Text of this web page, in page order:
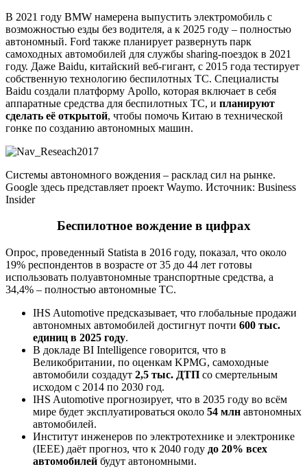
В 2021 году BMW намерена выпустить электромобиль с
возможностью езды без водителя, а к 2025 году – полностью
автономный. Ford также планирует развернуть парк
самоходных автомобилей для службы sharing-поездок в 2021
году. Даже Baidu, китайский веб-гигант, с 2015 года тестирует
собственную технологию беспилотных ТС. Специалисты
Baidu создали платформу Apollo, которая включает в себя
аппаратные средства для беспилотных ТС, и планируют
сделать её открытой, чтобы помочь Китаю в технической
гонке по созданию автономных машин.
Системы автономного вождения – расклад сил на рынке.
Google здесь представляет проект Waymo. Источник: Business
Insider
Беспилотное вождение в цифрах
Опрос, проведенный Statista в 2016 году, показал, что около
19% респондентов в возрасте от 35 до 44 лет готовы
использовать полуавтономные транспортные средства, а
34,4% – полностью автономные ТС.
IHS Automotive предсказывает, что глобальные продажи
автономных автомобилей достигнут почти 600 тыс.
единиц в 2025 году.
В докладе BI Intelligence говорится, что в
Великобритании, по оценкам KPMG, самоходные
автомобили создадут 2,5 тыс. ДТП со смертельным
исходом с 2014 по 2030 год.
IHS Automotive прогнозирует, что в 2035 году во всём
мире будет эксплуатироваться около 54 млн автономных
автомобилей.
Институт инженеров по электротехнике и электронике
(IEEE) даёт прогноз, что к 2040 году до 20% всех
автомобилей будут автономными.